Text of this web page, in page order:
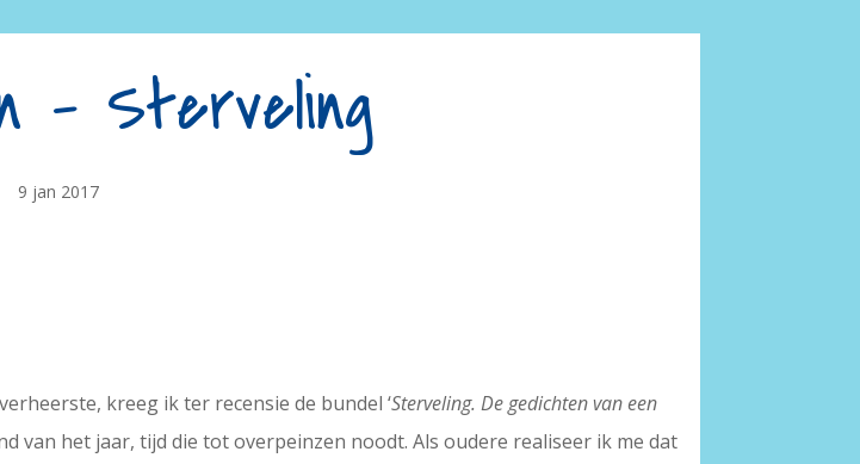
– Sterveling
9 jan 2017
kreeg ik ter recensie de bundel ‘Sterveling. De gedichten van een
van het jaar, tijd die tot overpeinzen noodt. Als oudere realiseer ik me dat